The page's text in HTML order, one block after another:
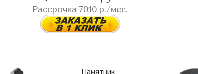
Рассрочка7010 р./мес.
Памятник